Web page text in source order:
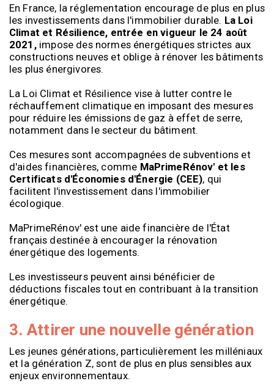
En France, la réglementation encourage de plus en plus
les investissements dans l'immobilier durable. La Loi
Climat et Résilience, entrée en vigueur le 24 août
2021,impose des normes énergétiques strictes aux
constructions neuves et oblige à rénover les bâtiments
les plus énergivores.
La Loi Climat et Résilience vise à lutter contre le
réchauffement climatique en imposant des mesures
pour réduire les émissions de gaz à effet de serre,
notamment dans le secteur du bâtiment.
Ces mesures sont accompagnées de subventions et
d'aides financières, comme MaPrimeRénov' et les
Certificats d'Économies d'Énergie (CEE), qui
facilitent l'investissement dans l'immobilier
écologique.
MaPrimeRénov' est une aide financière de l'État
français destinée à encourager la rénovation
énergétique des logements.
Les investisseurs peuvent ainsi bénéficier de
déductions fiscales tout en contribuant à la transition
énergétique.
3. Attirer une nouvelle génération
Les jeunes générations, particulièrement les milléniaux
et la génération Z, sont de plus en plus sensibles aux
enjeux environnementaux.